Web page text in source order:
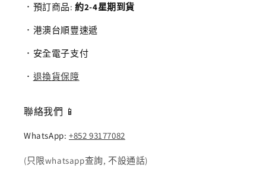
．預訂商品:約2-4星期到貨
．港澳台順豐速遞
．安全電子支付
． 退換貨保障
聯絡我們 📱
WhatsApp: +852 93177082
(只限whatsapp查詢, 不設通話)